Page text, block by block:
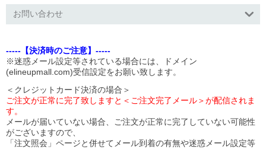
お問い合わせ
-----【決済時のご注意】-----
※迷惑メール設定等されている場合には、ドメイン
(elineupmall.com)受信設定をお願い致します。
＜クレジットカード決済の場合＞
ご注文が正常に完了致しますと＜ご注文完了メール＞が配信されま
す。
メールが届いていない場合、ご注文が正常に完了していない可能性
がございますので、
「注文照会」ページと併せてメール到着の有無や迷惑メール設定等